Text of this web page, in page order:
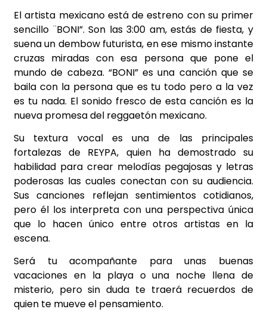
El artista mexicano está de estreno con su primer
sencillo ¨BONI”. Son las 3:00 am, estás de fiesta, y
suena un dembow futurista, en ese mismo instante
cruzas miradas con esa persona que pone el
mundo de cabeza. “BONI” es una canción que se
baila con la persona que es tu todo pero a la vez
es tu nada. El sonido fresco de esta canción es la
nueva promesa del reggaetón mexicano.
Su textura vocal es una de las principales
fortalezas de REYPA, quien ha demostrado su
habilidad para crear melodías pegajosas y letras
poderosas las cuales conectan con su audiencia.
Sus canciones reflejan sentimientos cotidianos,
pero él los interpreta con una perspectiva única
que lo hacen único entre otros artistas en la
escena.
Será tu acompañante para unas buenas
vacaciones en la playa o una noche llena de
misterio, pero sin duda te traerá recuerdos de
quien te mueve el pensamiento.